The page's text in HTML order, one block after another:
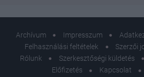
Archívum Impresszum
Felhasználási feltételek
Szerzői
Rólunk
Szerkesztőségi küldetés
Előfizetés
Kapcsolat